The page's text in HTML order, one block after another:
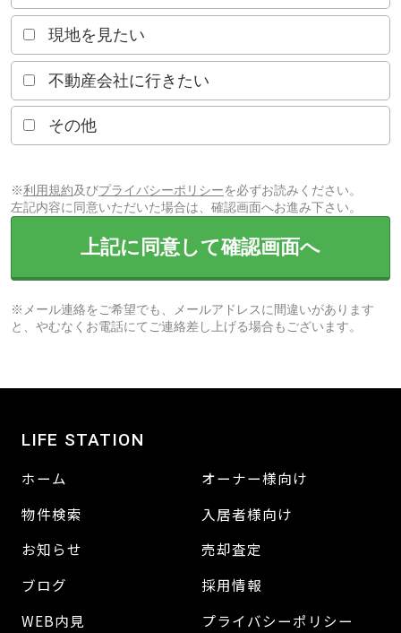
現地を見たい
不動産会社に行きたい
その他
※利用規約及びプライバシーポリシーを必ずお読みください。
左記内容に同意いただいた場合は、確認画面へお進み下さい。
上記に同意して確認画面へ
※メール連絡をご希望でも、メールアドレスに間違いがあります
と、やむなくお電話にてご連絡差し上げる場合もございます。
LIFE STATION
ホーム
物件検索
お知らせ
ブログ
WEB内見
オーナー様向け
入居者様向け
売却査定
採用情報
プライバシーポリシー